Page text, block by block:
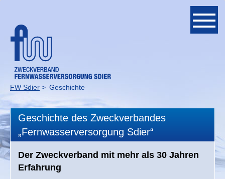
Unternehmen
Ansprechpartner
Fördermittelprojekt
Geschichte
FW Sdier Geschichte
Geschichte des Zweckverbandes
„Fernwasserversorgung Sdier“
Der Zweckverband mit mehr als 30 Jahren
Erfahrung